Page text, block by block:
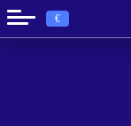
€